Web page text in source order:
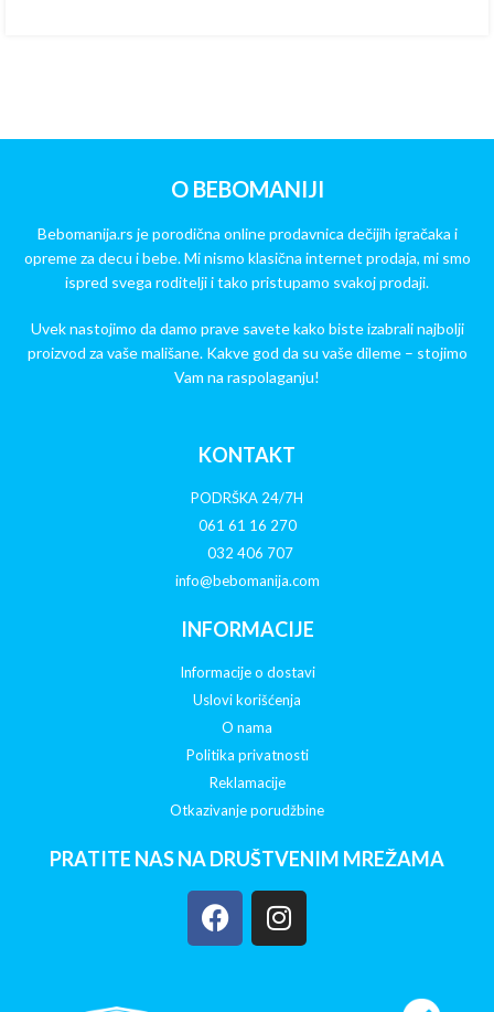
O BEBOMANIJI
Bebomanija.rs je porodična online prodavnica dečijih igračaka i
opreme za decu i bebe. Mi nismo klasična internet prodaja, mi smo
ispred svega roditelji i tako pristupamo svakoj prodaji.
Uvek nastojimo da damo prave savete kako biste izabrali najbolji
proizvod za vaše mališane. Kakve god da su vaše dileme – stojimo
Vam na raspolaganju!
KONTAKT
PODRŠKA 24/7H
061 61 16 270
032 406 707
info@bebomanija.com
INFORMACIJE
Informacije o dostavi
Uslovi korišćenja
O nama
Politika privatnosti
Reklamacije
Otkazivanje porudžbine
PRATITE NAS NA DRUŠTVENIM MREŽAMA